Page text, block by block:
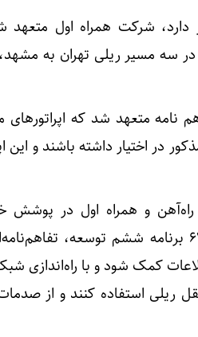
که به مدت ۱۵ ماه اعتبار دارد، شرکت
سه مسیر ریلی تهران به
نامه متعهد شد که
در اختیار داشته باشند و این
راه‌آهن و همراه اول در
اینترنت، انجام دادند، گفت: بر اساس ماده ۶۷ برنامه
کمک شود و با راه‌اندازی
ریلی استفاده کنند و از